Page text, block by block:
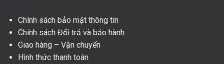
Chính sách bảo mật thông tin
Chính sách Đổi trả và bảo hành
Giao hàng – Vận chuyển
Hình thức thanh toán